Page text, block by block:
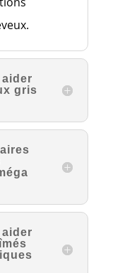
aider
gris
aider